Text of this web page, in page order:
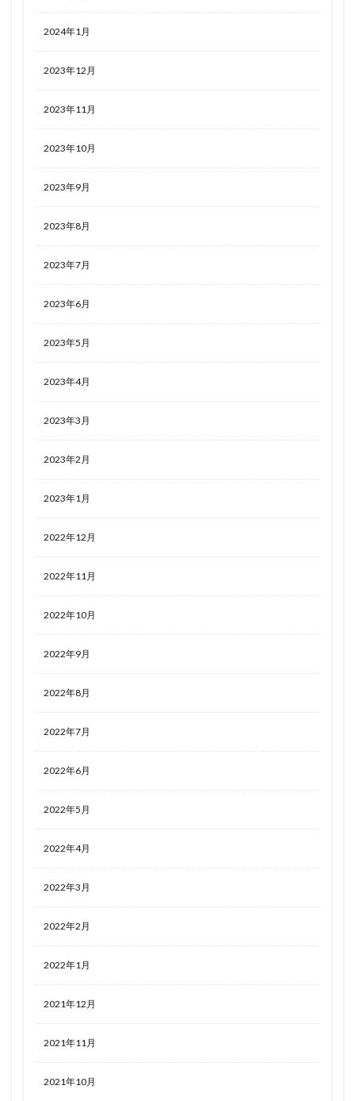
2024年1月
2023年12月
2023年11月
2023年10月
2023年9月
2023年8月
2023年7月
2023年6月
2023年5月
2023年4月
2023年3月
2023年2月
2023年1月
2022年12月
2022年11月
2022年10月
2022年9月
2022年8月
2022年7月
2022年6月
2022年5月
2022年4月
2022年3月
2022年2月
2022年1月
2021年12月
2021年11月
2021年10月